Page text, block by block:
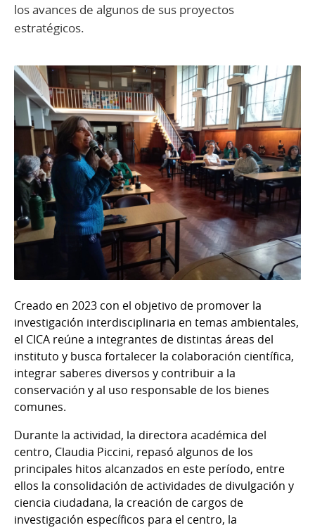
los avances de algunos de sus proyectos
estratégicos.
Creado en 2023 con el objetivo de promover la
investigación interdisciplinaria en temas ambientales,
el CICA reúne a integrantes de distintas áreas del
instituto y busca fortalecer la colaboración científica,
integrar saberes diversos y contribuir a la
conservación y al uso responsable de los bienes
comunes.
Durante la actividad, la directora académica del
centro, Claudia Piccini, repasó algunos de los
principales hitos alcanzados en este período, entre
ellos la consolidación de actividades de divulgación y
ciencia ciudadana, la creación de cargos de
investigación específicos para el centro, la